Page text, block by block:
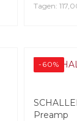
Tagen:
-60%
Preamp